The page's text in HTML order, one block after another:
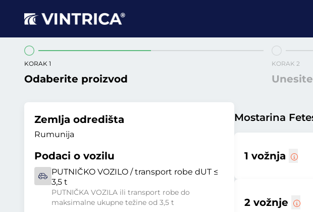
KORAK 1
Odaberite proizvod
KORAK 2
Zemlja odredišta
Rumunija
Podaci o vozilu
PUTNIČKO VOZILO / transport robe dUT ≤
3,5 t
PUTNIČKA VOZILA ili transport robe do
maksimalne ukupne težine od 3,5 t
Mostarina
1 vožnja
2 vožnje